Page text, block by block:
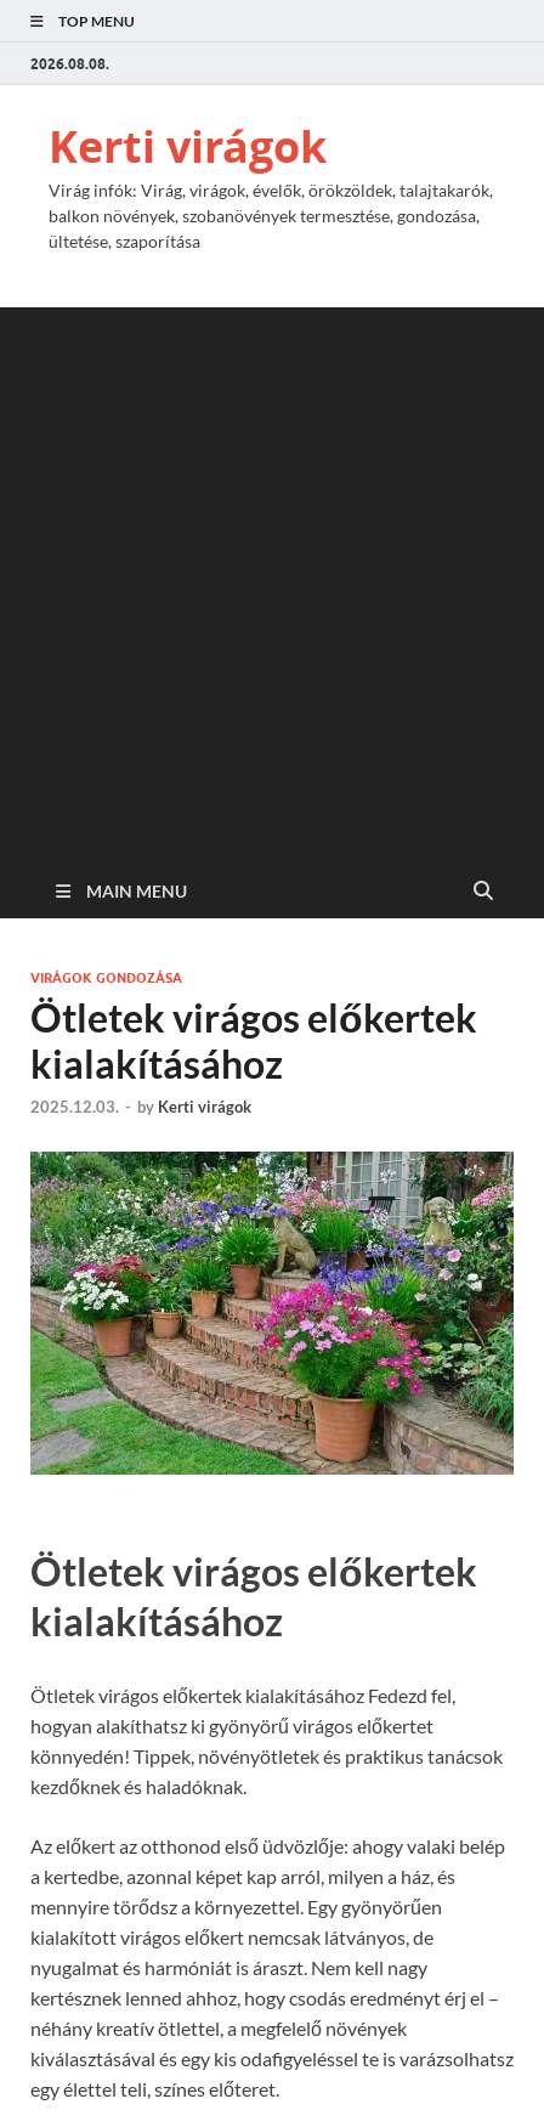
TOP MENU
2026.08.08.
Kerti virágok
Virág infók: Virág, virágok, évelők, örökzöldek, talajtakarók,
balkon növények, szobanövények termesztése, gondozása,
ültetése, szaporítása
MAIN MENU
VIRÁGOK GONDOZÁSA
Ötletek virágos előkertek
kialakításához
2025.12.03. - by Kerti virágok
Ötletek virágos előkertek
kialakításához
Ötletek virágos előkertek kialakításához Fedezd fel,
hogyan alakíthatsz ki gyönyörű virágos előkertet
könnyedén! Tippek, növényötletek és praktikus tanácsok
kezdőknek és haladóknak.
Az előkert az otthonod első üdvözlője: ahogy valaki belép
a kertedbe, azonnal képet kap arról, milyen a ház, és
mennyire törődsz a környezettel. Egy gyönyörűen
kialakított virágos előkert nemcsak látványos, de
nyugalmat és harmóniát is áraszt. Nem kell nagy
kertésznek lenned ahhoz, hogy csodás eredményt érj el –
néhány kreatív ötlettel, a megfelelő növények
kiválasztásával és egy kis odafigyeléssel te is varázsolhatsz
egy élettel teli, színes előteret.